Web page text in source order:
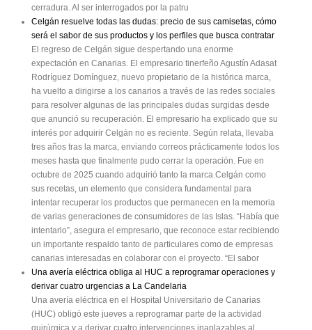
cerradura. Al ser interrogados por la patru
Celgán resuelve todas las dudas: precio de sus camisetas, cómo
será el sabor de sus productos y los perfiles que busca contratar
El regreso de Celgán sigue despertando una enorme
expectación en Canarias. El empresario tinerfeño Agustín Adasat
Rodríguez Domínguez, nuevo propietario de la histórica marca,
ha vuelto a dirigirse a los canarios a través de las redes sociales
para resolver algunas de las principales dudas surgidas desde
que anunció su recuperación. El empresario ha explicado que su
interés por adquirir Celgán no es reciente. Según relata, llevaba
tres años tras la marca, enviando correos prácticamente todos los
meses hasta que finalmente pudo cerrar la operación. Fue en
octubre de 2025 cuando adquirió tanto la marca Celgán como
sus recetas, un elemento que considera fundamental para
intentar recuperar los productos que permanecen en la memoria
de varias generaciones de consumidores de las Islas. “Había que
intentarlo”, asegura el empresario, que reconoce estar recibiendo
un importante respaldo tanto de particulares como de empresas
canarias interesadas en colaborar con el proyecto. “El sabor
Una avería eléctrica obliga al HUC a reprogramar operaciones y
derivar cuatro urgencias a La Candelaria
Una avería eléctrica en el Hospital Universitario de Canarias
(HUC) obligó este jueves a reprogramar parte de la actividad